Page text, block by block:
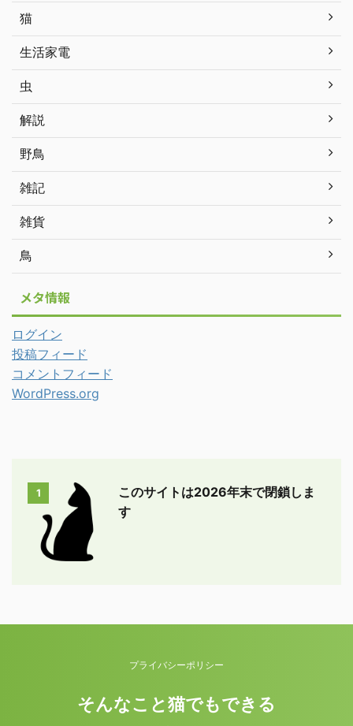
猫
生活家電
虫
解説
野鳥
雑記
雑貨
鳥
メタ情報
ログイン
投稿フィード
コメントフィード
WordPress.org
1
このサイトは2026年末で閉鎖しま
す
プライバシーポリシー
そんなこと猫でもできる